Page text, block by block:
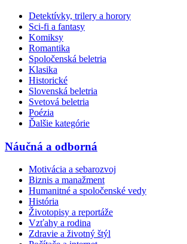
Detektívky, trilery a horory
Sci-fi a fantasy
Komiksy
Romantika
Spoločenská beletria
Klasika
Historické
Slovenská beletria
Svetová beletria
Poézia
Ďalšie kategórie
Náučná a odborná
Motivácia a sebarozvoj
Biznis a manažment
Humanitné a spoločenské vedy
História
Životopisy a reportáže
Vzťahy a rodina
Zdravie a životný štýl